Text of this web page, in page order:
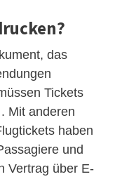
das
Tickets
Mit anderen
haben
und
Vertrag über E-